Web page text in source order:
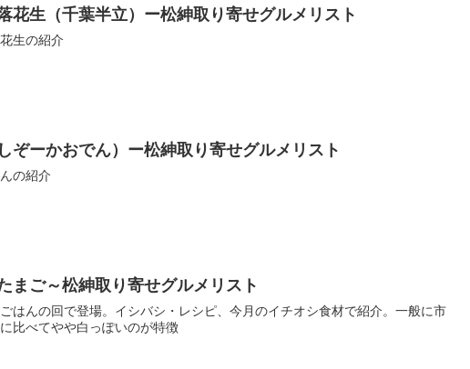
花生（千葉半立）ー松紳取り寄せグルメリスト
生の紹介
ぞーかおでん）ー松紳取り寄せグルメリスト
の紹介
まご～松紳取り寄せグルメリスト
はんの回で登場。イシバシ・レシピ、今月のイチオシ食材で紹介。一般に市
比べてやや白っぽいのが特徴